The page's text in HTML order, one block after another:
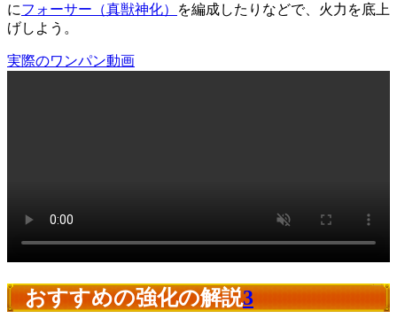
にフォーサー（真獣神化）
を編成したりなどで、火力を底上
げしよう。
実際のワンパン動画
おすすめの強化の解説3